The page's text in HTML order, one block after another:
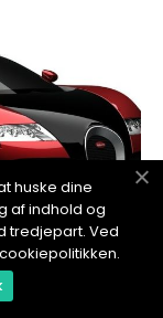
huske dine
af indhold og
tredjepart. Ved